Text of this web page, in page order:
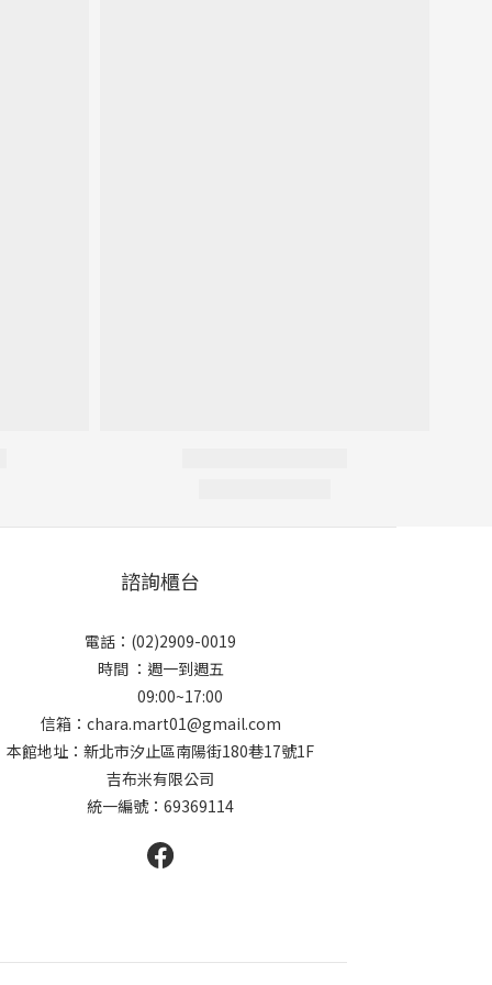
諮詢櫃台
電話：(02)2909-0019
時間 ：週一到週五
09:00~17:00
信箱：chara.mart01@gmail.com
本館地址：新北市汐止區南陽街180巷17號1F
吉布米有限公司
統一編號：69369114